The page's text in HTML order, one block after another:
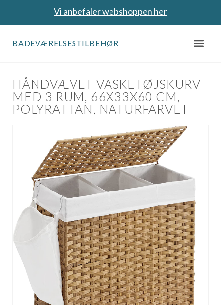
Vi anbefaler webshoppen her
BADEVÆRELSESTILBEHØR
HÅNDVÆVET VASKETØJSKURV
MED 3 RUM, 66X33X60 CM,
POLYRATTAN, NATURFARVET